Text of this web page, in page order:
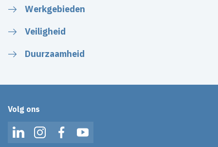
Werkgebieden
Veiligheid
Duurzaamheid
Volg ons
LinkedInInstagramFacebookYouTube